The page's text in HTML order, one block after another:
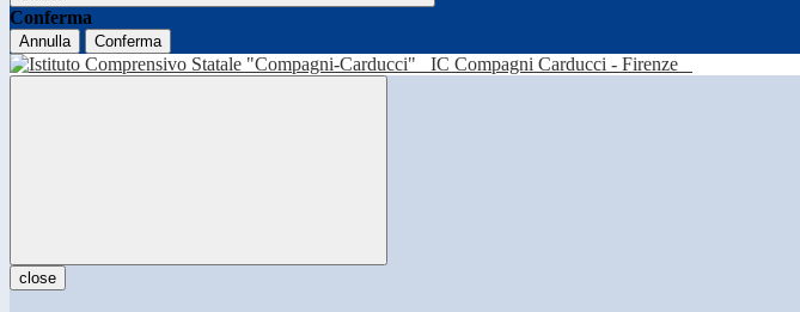
Conferma
Annulla Conferma
IC Compagni Carducci - Firenze
close